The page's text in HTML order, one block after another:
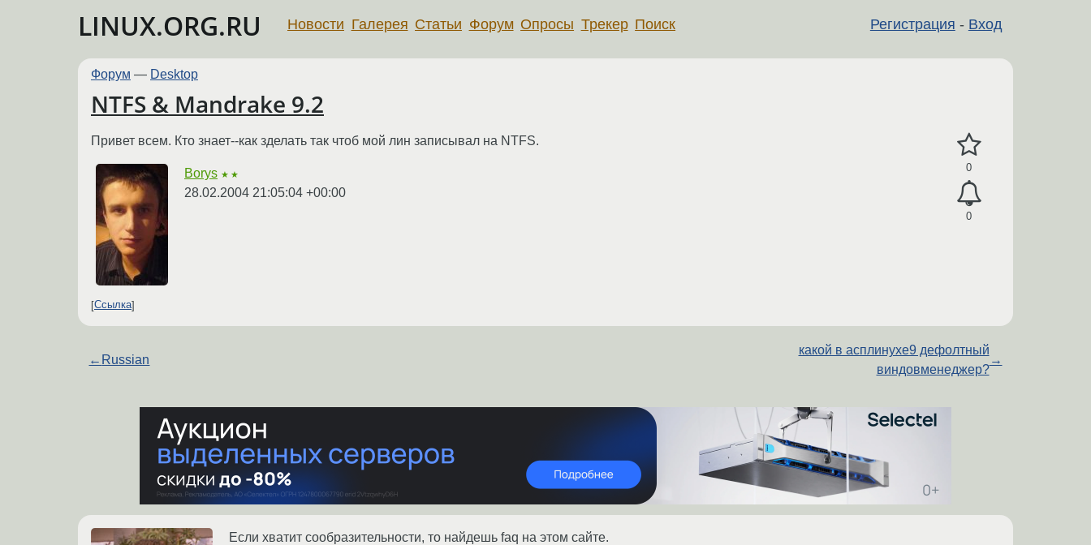
LINUX.ORG.RU Регистрация - Вход
Новости Галерея Статьи Форум Опросы Трекер Поиск
Форум — Desktop
NTFS & Mandrake 9.2
0
0
Привет всем. Кто знает--как зделать так чтоб мой лин записывал на NTFS.
Borys ★★
28.02.2004 21:05:04 +00:00
Ссылка
← Russian
какой в асплинухе9 дефолтный
виндовменеджер?
→
Если хватит сообразительности, то найдешь faq на этом сайте.